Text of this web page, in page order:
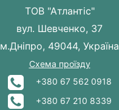
ТОВ "Атлантіс"
вул. Шевченко, 37
м.Дніпро, 49044, Україна
Схема проїзду
+380 67 562 0918
+380 67 210 8339